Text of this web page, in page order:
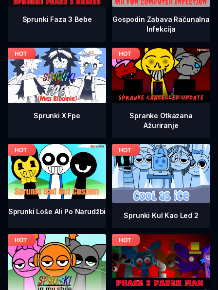
Sprunki Faza 3 Bebe
Gospodin Zabava Računalna
Infekcija
Sprunki X Fpe
Spranke Otkazana
Ažuriranje
Sprunki Loše Ali Po Narudžbi Sprunki Kul Kao Led 2